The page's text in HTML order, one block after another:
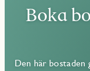
Boka
Den här